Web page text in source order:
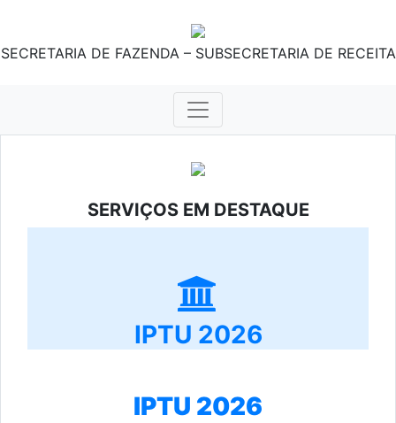
SECRETARIA DE FAZENDA – SUBSECRETARIA DE RECEITA
SERVIÇOS EM DESTAQUE
IPTU 2026
IPTU 2026